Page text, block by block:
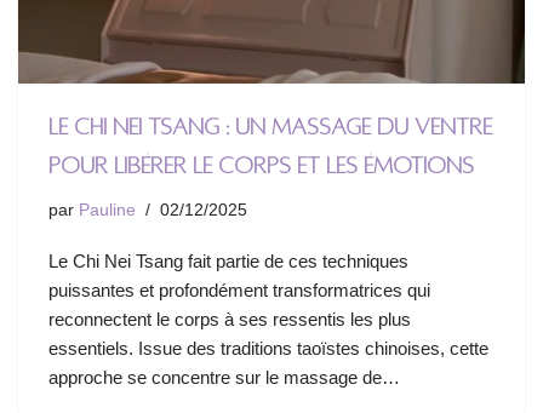
Le Chi Nei Tsang : un massage du ventre
pour libérer le corps et les émotions
par Pauline 02/12/2025
Le Chi Nei Tsang fait partie de ces techniques
puissantes et profondément transformatrices qui
reconnectent le corps à ses ressentis les plus
essentiels. Issue des traditions taoïstes chinoises, cette
approche se concentre sur le massage de…